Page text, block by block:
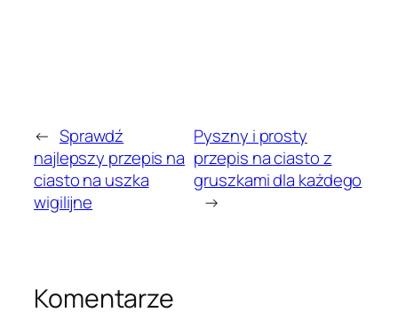
← Sprawdź
najlepszy przepis na
ciasto na uszka
wigilijne
Pyszny i prosty
przepis na ciasto z
gruszkami dla każdego
→
Komentarze